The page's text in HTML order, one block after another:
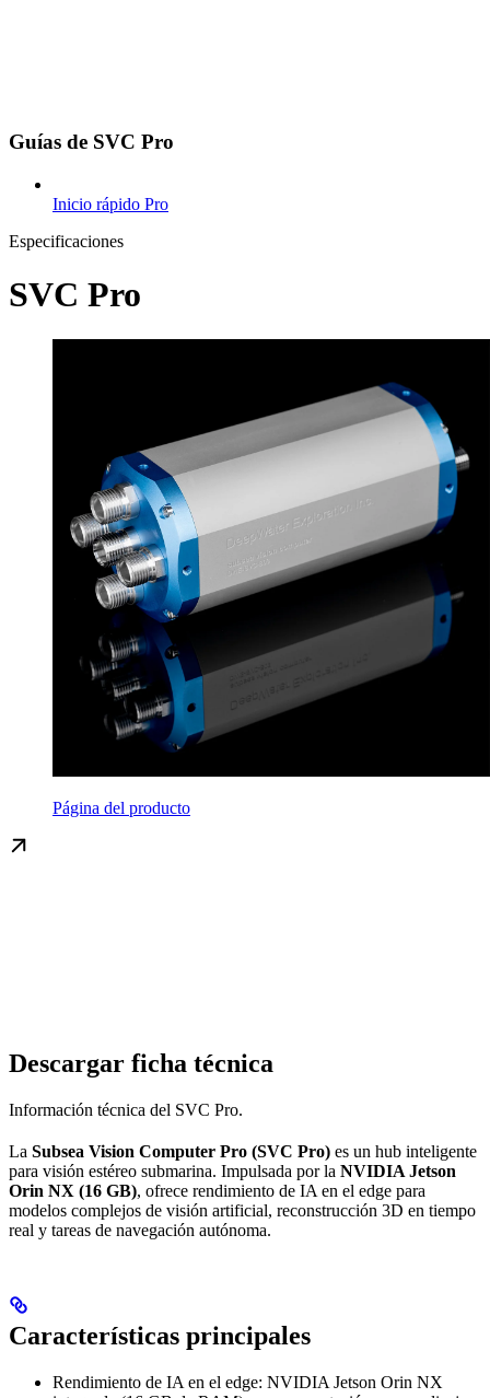
Guías de SVC Pro
Inicio rápido Pro
Especificaciones
SVC Pro
Página del producto
Descargar ficha técnica
Información técnica del SVC Pro.
La Subsea Vision Computer Pro (SVC Pro) es un hub inteligente
para visión estéreo submarina. Impulsada por la NVIDIA Jetson
Orin NX (16 GB), ofrece rendimiento de IA en el edge para
modelos complejos de visión artificial, reconstrucción 3D en tiempo
real y tareas de navegación autónoma.
Características principales
Rendimiento de IA en el edge: NVIDIA Jetson Orin NX